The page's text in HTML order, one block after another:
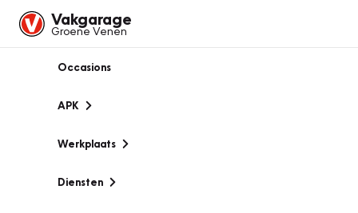
Vakgarage
Groene Venen
Occasions
APK
Werkplaats
Diensten